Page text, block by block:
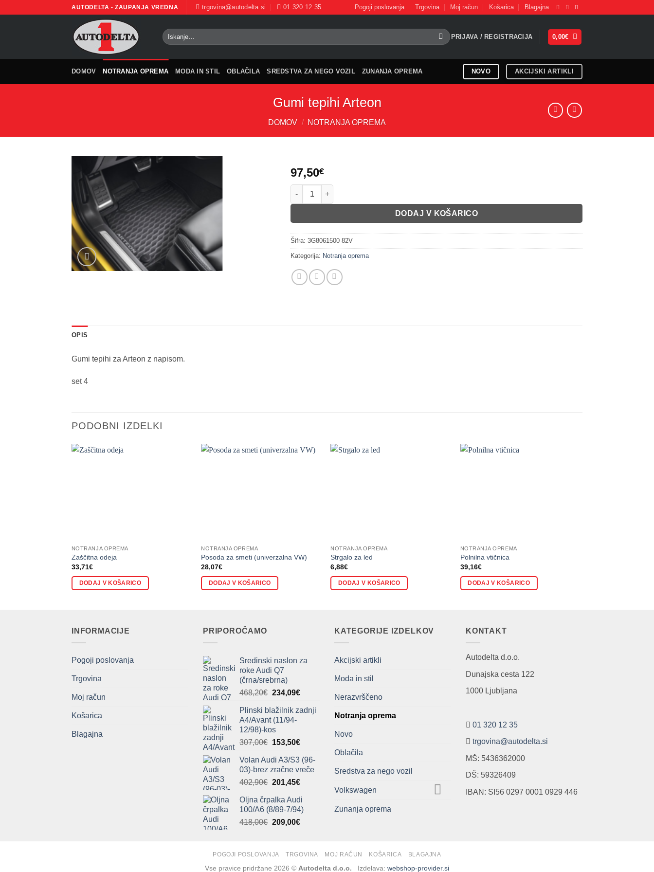
AUTODELTA - ZAUPANJA VREDNA trgovina@autodelta.si 01 320 12 35 Pogoji poslovanja Trgovina Moj račun Košarica Blagajna
Išči:
PRIJAVA / REGISTRACIJA 0,00€
DOMOV NOTRANJA OPREMA MODA IN STIL OBLAČILA SREDSTVA ZA NEGO VOZIL ZUNANJA OPREMA NOVO AKCIJSKI ARTIKLI
Gumi tepihi Arteon
DOMOV / NOTRANJA OPREMA
97,50€
Gumi tepihi Arteon količina
DODAJ V KOŠARICO
Šifra: 3G8061500 82V
Kategorija: Notranja oprema
OPIS
Gumi tepihi za Arteon z napisom.
set 4
PODOBNI IZDELKI
NOTRANJA OPREMA
Zaščitna odeja
33,71€
DODAJ V KOŠARICO
NOTRANJA OPREMA
Posoda za smeti (univerzalna VW)
28,07€
DODAJ V KOŠARICO
NOTRANJA OPREMA
Strgalo za led
6,88€
DODAJ V KOŠARICO
NOTRANJA OPREMA
Polnilna vtičnica
39,16€
DODAJ V KOŠARICO
INFORMACIJE
Pogoji poslovanja
Trgovina
Moj račun
Košarica
Blagajna
PRIPOROČAMO
Sredinski naslon za
roke Audi Q7
(črna/srebrna)
468,20€ Izvirna
je
bila:
468,20€.
234,09€Trenutna
je:
Plinski blažilnik zadnji
A4/Avant (11/94-
12/98)-kos
307,00€ Izvirna
je
bila:
307,00€.
153,50€Trenutna
je:
153,50€.
Volan Audi A3/S3 (96-
03)-brez zračne vreče
402,90€ Izvirna
je
bila:
402,90€.
201,45€Trenutna
je:
201,45€.
Oljna črpalka Audi
100/A6 (8/89-7/94)
418,00€ Izvirna
bila:
209,00€Trenutna
209,00€.
KATEGORIJE IZDELKOV
Akcijski artikli
Moda in stil
Nerazvrščeno
Notranja oprema
Novo
Oblačila
Sredstva za nego vozil
Volkswagen
Zunanja oprema
KONTAKT
Autodelta d.o.o.
Dunajska cesta 122
1000 Ljubljana
01 320 12 35
trgovina@autodelta.si
MŠ: 5436362000
DŠ: 59326409
IBAN: SI56 0297 0001 0929 446
POGOJI POSLOVANJA TRGOVINA MOJ RAČUN KOŠARICA BLAGAJNA
Vse pravice pridržane 2026 © Autodelta d.o.o. Izdelava: webshop-provider.si